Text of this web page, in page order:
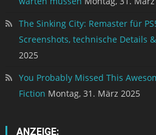
The Sinking City: Remaster für
Screenshots, technische Details
2025
You Probably Missed This
Fiction Montag, 31. März 2025
ANZEIGE: